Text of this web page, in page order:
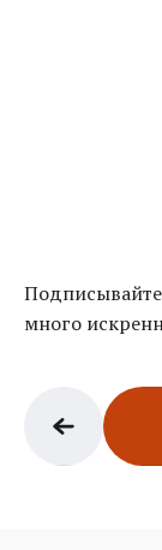
много